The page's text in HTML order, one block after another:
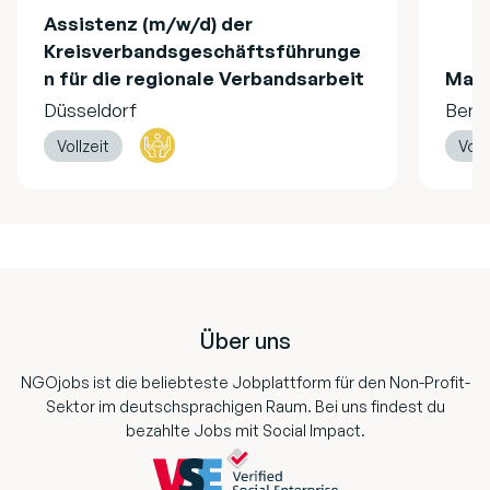
Assistenz (m/w/d) der
Kreisverbandsgeschäftsführunge
n für die regionale Verbandsarbeit
Düsseldorf
Vollzeit
Über uns
NGOjobs ist die beliebteste Jobplattform für den Non-Profit-
Sektor im deutschsprachigen Raum. Bei uns findest du
bezahlte Jobs mit Social Impact.